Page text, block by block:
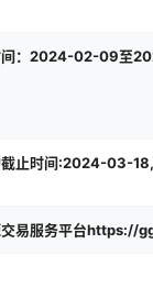
间：2024-02-09至
截止时间:2024-03-
交易服务平台